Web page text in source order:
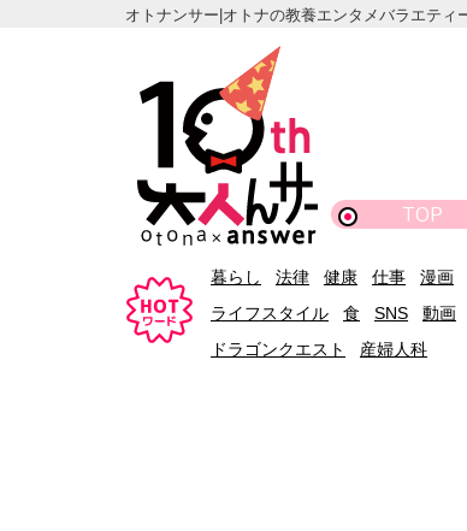
オトナンサー|オトナの教養エンタメバラエティ
TOP
暮らし 法律 健康 仕事 漫画
ライフスタイル
食 SNS 動画
ドラゴンクエスト
産婦人科